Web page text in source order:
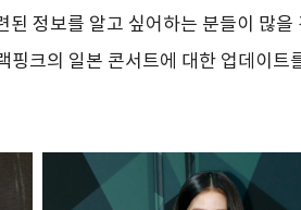
정보를 알고 싶어하는 분들이 많을
크의 일본 콘서트에 대한 업데이트